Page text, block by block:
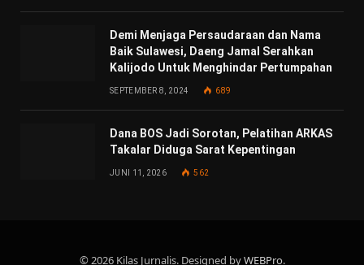
Demi Menjaga Persaudaraan dan Nama
Baik Sulawesi, Daeng Jamal Serahkan
Kalijodo Untuk Menghindar Pertumpahan
SEPTEMBER 8, 2024 689
Dana BOS Jadi Sorotan, Pelatihan ARKAS
Takalar Diduga Sarat Kepentingan
JUNI 11, 2026 562
© 2026 Kilas Jurnalis. Designed byWEBPro.